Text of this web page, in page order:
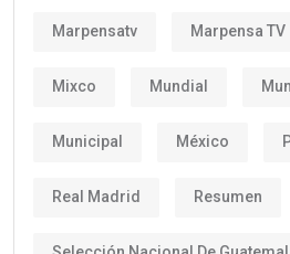
Marpensatv Marpensa TV
Mixco Mundial
Municipal México
Real Madrid Resumen